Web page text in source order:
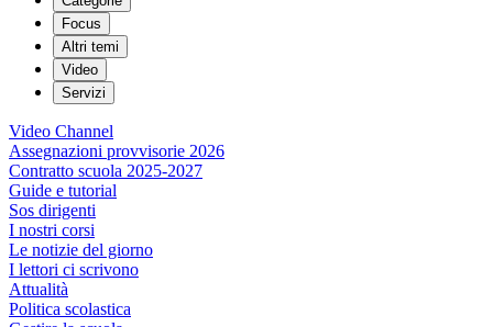
Focus
Altri temi
Video
Servizi
Video Channel
Assegnazioni provvisorie 2026
Contratto scuola 2025-2027
Guide e tutorial
Sos dirigenti
I nostri corsi
Le notizie del giorno
I lettori ci scrivono
Attualità
Politica scolastica